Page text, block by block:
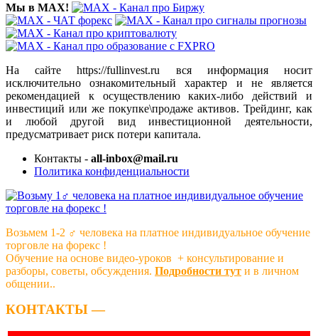
Мы в MAX!
На сайте https://fullinvest.ru вся информация носит
исключительно ознакомительный характер и не является
рекомендацией к осуществлению каких-либо действий и
инвестиций или же покупке\продаже активов. Трейдинг, как
и любой другой вид инвестиционной деятельности,
предусматривает риск потери капитала.
Контакты - all-inbox@mail.ru
Политика конфиденциальности
Возьмем 1-2 ‍♂️ человека на платное индивидуальное обучение
торговле на форекс !
Обучение на основе видео-уроков ️ + консультирование и
разборы, советы, обсуждения. Подробности тут и в личном
общении..
КОНТАКТЫ —